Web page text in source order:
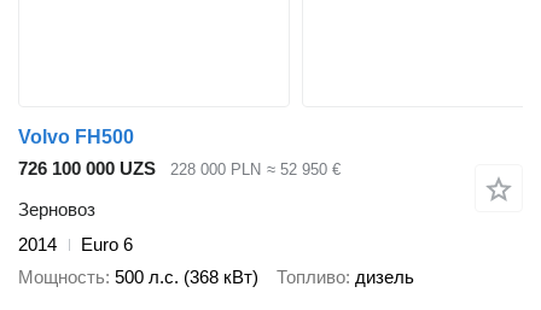
Volvo FH500
726 100 000 UZS
228 000 PLN ≈ 52 950 €
Зерновоз
2014
Euro 6
Мощность 500 л.с. (368 кВт) Топливо дизель